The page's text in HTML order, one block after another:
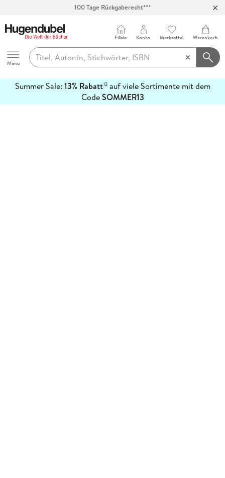
100 Tage Rückgaberecht***
Hugendubel
Menu
Filiale Konto Merkzettel Warenkorb
Summer Sale: 13% Rabatt12auf viele Sortimente mit dem
CodeSOMMER13
erfahren